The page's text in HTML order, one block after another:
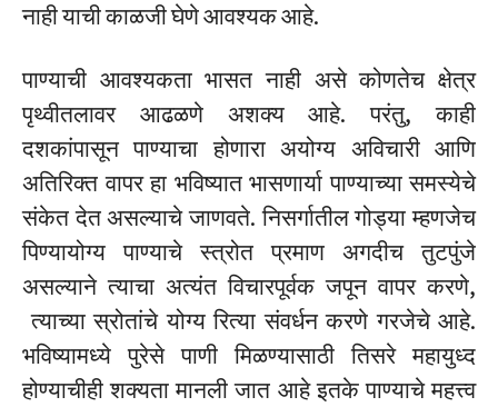
नाही याची काळजी घेणे आवश्यक आहे.
पाण्याची आवश्यकता भासत नाही असे कोणतेच क्षेत्र
पृथ्वीतलावर आढळणे अशक्य आहे. परंतु, काही
दशकांपासून पाण्याचा होणारा अयोग्य अविचारी आणि
अतिरिक्त वापर हा भविष्यात भासणार्या पाण्याच्या समस्येचे
संकेत देत असल्याचे जाणवते. निसर्गातील गोड्या म्हणजेच
पिण्यायोग्य पाण्याचे स्त्रोत प्रमाण अगदीच तुटपुंजे
असल्याने त्याचा अत्यंत विचारपूर्वक जपून वापर करणे,
त्याच्या स्रोतांचे योग्य रित्या संवर्धन करणे गरजेचे आहे.
भविष्यामध्ये पुरेसे पाणी मिळण्यासाठी तिसरे महायुध्द
होण्याचीही शक्यता मानली जात आहे इतके पाण्याचे महत्त्व